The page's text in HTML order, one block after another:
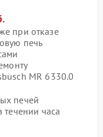
при отказе
печь
MR 6330.0
печей
часа